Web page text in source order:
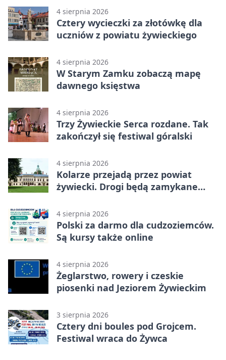
4 sierpnia 2026
Cztery wycieczki za złotówkę dla
uczniów z powiatu żywieckiego
4 sierpnia 2026
W Starym Zamku zobaczą mapę
dawnego księstwa
4 sierpnia 2026
Trzy Żywieckie Serca rozdane. Tak
zakończył się festiwal góralski
4 sierpnia 2026
Kolarze przejadą przez powiat
żywiecki. Drogi będą zamykane
4 sierpnia 2026
Polski za darmo dla cudzoziemców.
Są kursy także online
4 sierpnia 2026
Żeglarstwo, rowery i czeskie
piosenki nad Jeziorem Żywieckim
3 sierpnia 2026
Cztery dni boules pod Grojcem.
Festiwal wraca do Żywca